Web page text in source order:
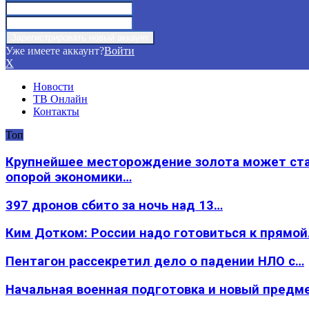
Уже имеете аккаунт?Войти
X
Новости
ТВ Онлайн
Контакты
Топ
Крупнейшее месторождение золота может
опорой экономики…
397 дронов сбито за ночь над 13…
Ким Дотком: России надо готовиться к
Пентагон рассекретил дело о падении НЛО с…
Начальная военная подготовка и новый